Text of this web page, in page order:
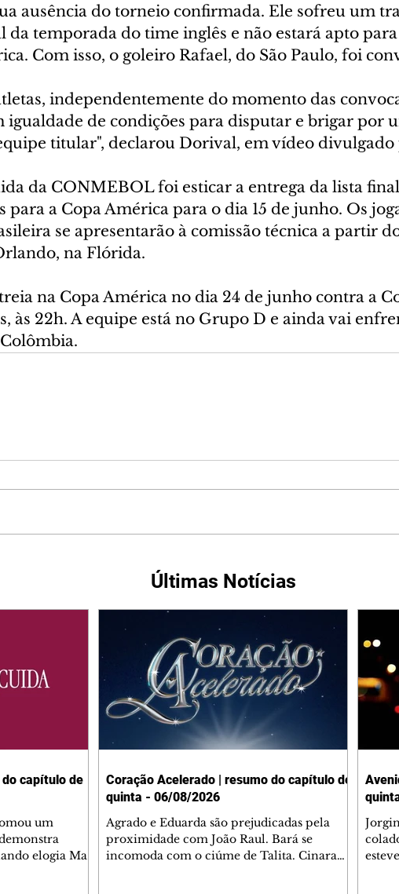
ausência do torneio confirmada. Ele sofreu um
da temporada do time inglês e não estará apto
Com isso, o goleiro Rafael, do São Paulo, foi
independentemente do momento das
igualdade de condições para disputar e brigar por
titular", declarou Dorival, em vídeo divulgado
da CONMEBOL foi esticar a entrega da lista
para a Copa América para o dia 15 de junho. Os
se apresentarão à comissão técnica a partir
na Flórida.
na Copa América no dia 24 de junho contra a
às 22h. A equipe está no Grupo D e ainda vai
Últimas Notícias
capítulo de
um
elogia Mau
Coração Acelerado | resumo do capítulo de
quinta - 06/08/2026
Agrado e Eduarda são prejudicadas pela
proximidade com João Raul. Bará se
incomoda com o ciúme de Talita. Cinara